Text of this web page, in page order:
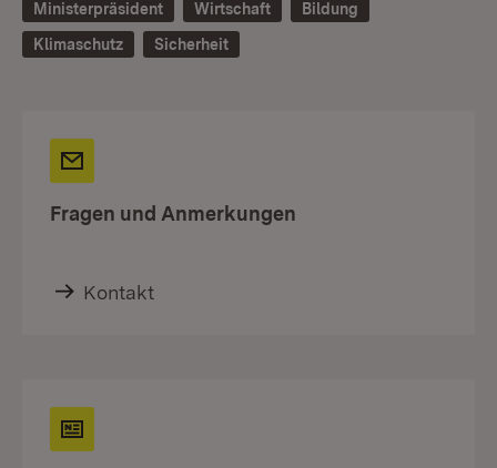
Ministerpräsident
Wirtschaft
Bildung
Klimaschutz
Sicherheit
Fragen und Anmerkungen
Kontakt